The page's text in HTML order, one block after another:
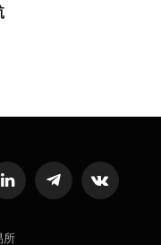
LinkedInTelegramVKontakte
所